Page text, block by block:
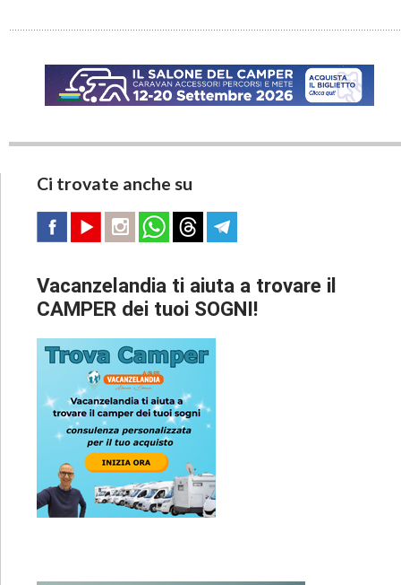
Ci trovate anche su
Vacanzelandia ti aiuta a trovare il
CAMPER dei tuoi SOGNI!